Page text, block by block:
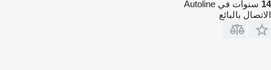
14 سنوات في Autoline
الاتصال بالبائع